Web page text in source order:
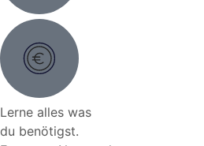
Lerne alles was
du benötigst.